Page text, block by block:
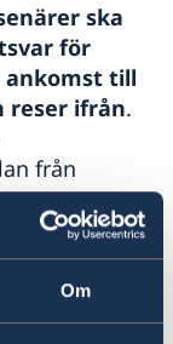
Om
ska
för
ankomst till
reser ifrån.
från
till